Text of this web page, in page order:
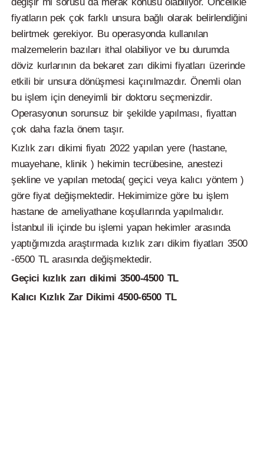
fiyatların pek çok farklı unsura bağlı olarak belirlendiğini
belirtmek gerekiyor. Bu operasyonda kullanılan
malzemelerin bazıları ithal olabiliyor ve bu durumda
döviz kurlarının da bekaret zarı dikimi fiyatları üzerinde
etkili bir unsura dönüşmesi kaçınılmazdır. Önemli olan
bu işlem için deneyimli bir doktoru seçmenizdir.
Operasyonun sorunsuz bir şekilde yapılması, fiyattan
çok daha fazla önem taşır.
Kızlık zarı dikimi fiyatı 2022 yapılan yere (hastane,
muayehane, klinik ) hekimin tecrübesine, anestezi
şekline ve yapılan metoda( geçici veya kalıcı yöntem )
göre fiyat değişmektedir. Hekimimize göre bu işlem
hastane de ameliyathane koşullarında yapılmalıdır.
İstanbul ili içinde bu işlemi yapan hekimler arasında
yaptığımızda araştırmada kızlık zarı dikim fiyatları 3500
-6500 TL arasında değişmektedir.
Geçici kızlık zarı dikimi 3500-4500 TL
Kalıcı Kızlık Zar Dikimi 4500-6500 TL